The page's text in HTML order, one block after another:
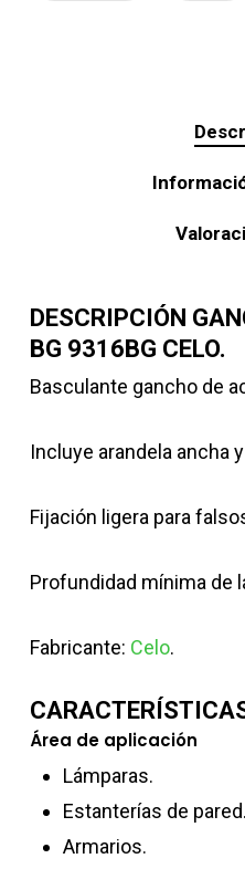
DESCRIPCIÓN
BG 9316BG CELO.
Basculante gancho de
Incluye arandela ancha
Fijación ligera para
Profundidad mínima de
Fabricante: Celo.
Área de aplicación
Lámparas.
Estanterías de pared.
Armarios.